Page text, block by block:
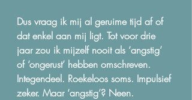
Dus vraag ik mij al geruime tijd af of
dat enkel aan mij ligt. Tot voor drie
jaar zou ik mijzelf nooit als ‘angstig’
of ‘ongerust’ hebben omschreven.
Integendeel. Roekeloos soms. Impulsief
zeker. Maar ‘angstig’? Neen.